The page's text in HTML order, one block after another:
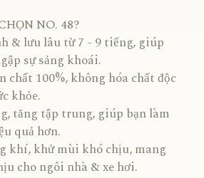
NO. 48?
& lưu lâu từ 7 - 9 tiếng, giúp
sự sảng khoái.
chất 100%, không hóa chất độc
khỏe.
tăng tập trung, giúp bạn làm
quả hơn.
khí, khử mùi khó chịu, mang
cho ngôi nhà & xe hơi.